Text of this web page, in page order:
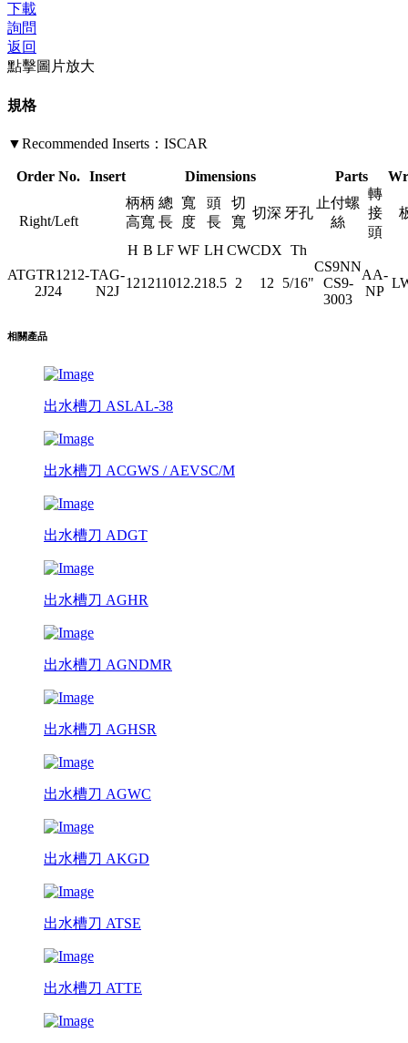
下載
詢問
返回
點擊圖片放大
規格
▼Recommended Inserts：ISCAR
Order No. Insert Dimensions Parts
Right/Left
柄
高
柄
寬
總
長
寬
度
頭
長
切
寬
切深 牙孔
止付螺
絲
轉
接
頭
H B LF WF LH CWCDX Th
ATGTR1212-
2J24
TAG-
N2J
121211012.218.5 2 12 5/16"
CS9NN
CS9-
3003
AA-
NP
相關產品
出水槽刀 ASLAL-38
出水槽刀 ACGWS / AEVSC/M
出水槽刀 ADGT
出水槽刀 AGHR
出水槽刀 AGNDMR
出水槽刀 AGHSR
出水槽刀 AGWC
出水槽刀 AKGD
出水槽刀 ATSE
出水槽刀 ATTE